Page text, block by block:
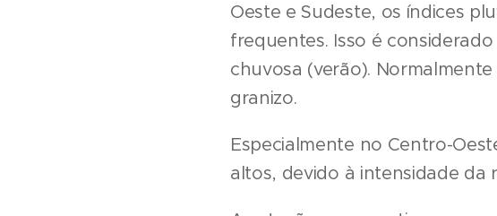
Oeste e Sudeste, os índices
frequentes. Isso é
chuvosa (verão).
granizo.
Especialmente no Centro-
altos, devido à intensidade da